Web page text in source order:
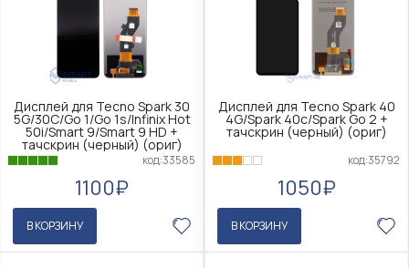
Дисплей для Tecno Spark 30
5G/30C/Go 1/Go 1s/Infinix Hot
50i/Smart 9/Smart 9 HD +
тачскрин (черный) (ориг)
код:33585
1100₽
В КОРЗИНУ
Дисплей для Tecno Spark 40
4G/Spark 40c/Spark Go 2 +
тачскрин (черный) (ориг)
код:35792
1050₽
В КОРЗИНУ